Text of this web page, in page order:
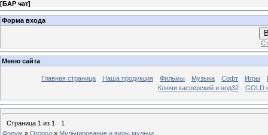
[БАР чат]
Форма входа
Меню сайта
Главная страница Наша продукция Фильмы Музыка Софт Игры
Ключи касперский и нод32
GOLD
Страница 1 из 1
1
Форум » Огород » Мульчирование и виды мульчи